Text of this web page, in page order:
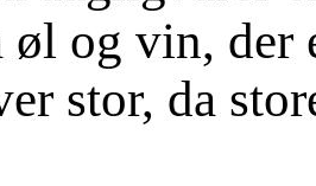
øl og vin, der
stor, da